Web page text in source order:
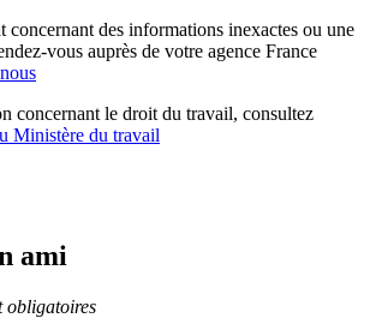
concernant des informations inexactes ou une
vous auprès de votre agence France
concernant le droit du travail, consultez
Ministère du travail
ami
obligatoires